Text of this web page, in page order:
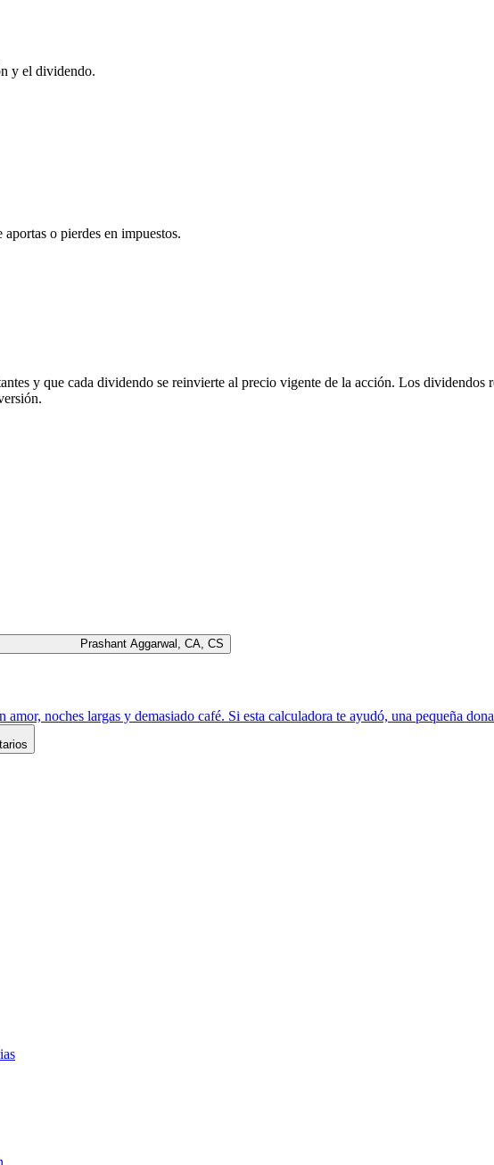
y el dividendo.
o pierdes en impuestos.
y que cada dividendo se reinvierte al precio vigente de la acción. Los dividendos
Prashant Aggarwal CA, CS
amor, noches largas y demasiado café. Si esta calculadora te ayudó, una pequeña